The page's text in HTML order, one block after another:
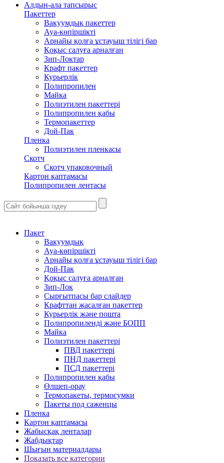
Алдын-ала тапсырыс
Пакеттер
Вакуумдық пакеттер
Ауа-көпіршікті
Арнайы қолға ұстауыш тілігі бар
Қоқыс салуға арналған
Зип-Локтар
Крафт пакеттер
Курьерлік
Полипропилен
Майка
Полиэтилен пакеттері
Полипропилен қабы
Термопакеттер
Дой-Пак
Пленка
Полиэтилен пленкасы
Скотч
Скотч упаковочный
Картон қаптамасы
Полипропилен лентасы
Пакет
Вакуумдық
Ауа-көпіршікті
Арнайы қолға ұстауыш тілігі бар
Дой-Пак
Қоқыс салуға арналған
Зип-Лок
Сырғытпасы бар слайдер
Крафттан жасалған пакеттер
Курьерлік және пошта
Полипропиленді және БОПП
Майка
Полиэтилен пакеттері
ПВД пакеттері
ПНД пакеттері
ПСД пакеттері
Полипропилен қабы
Өлшеп-орау
Термопакеты, термосумки
Пакеты под саженцы
Пленка
Картон қаптамасы
Жабысқақ ленталар
Жабдықтар
Шығын материалдары
Показать все категории